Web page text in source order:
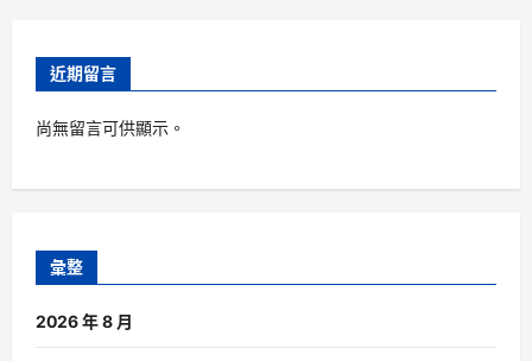
近期留言
尚無留言可供顯示。
彙整
2026 年 8 月